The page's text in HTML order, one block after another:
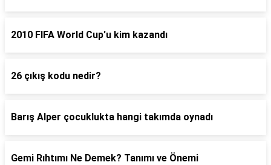
2010 FIFA World Cup'u kim kazandı
26 çıkış kodu nedir?
Barış Alper çocuklukta hangi takımda oynadı
Gemi Rıhtımı Ne Demek? Tanımı ve Önemi